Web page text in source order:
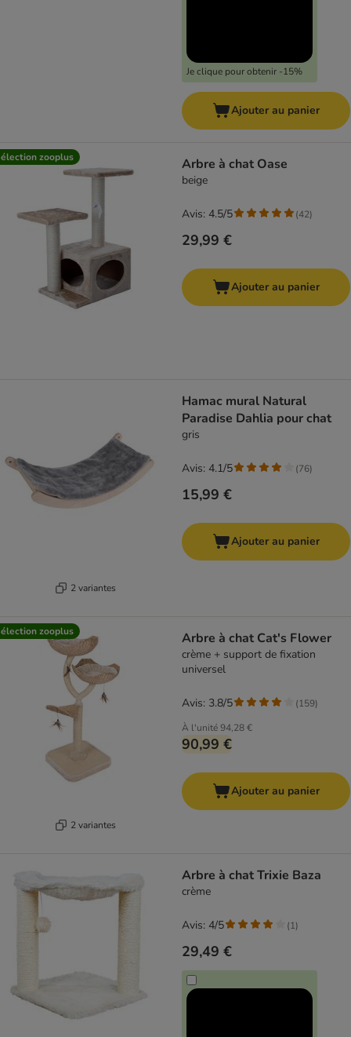
Je clique pour obtenir -15%
Ajouter au panier
zooplus Arbre à chat Oase
beige
29,99 €
Avis: 4.5/5 (42)
Ajouter au panier
2 variantes
Hamac mural Natural
Paradise Dahlia pour chat
gris
15,99 €
Avis: 4.1/5 (76)
Ajouter au panier
zooplus
2 variantes
Arbre à chat Cat's Flower
crème + support de fixation
universel
À l'unité94,28 €
90,99 €
Avis: 3.8/5 (159)
Ajouter au panier
Arbre à chat Trixie Baza
crème
29,49 €
Avis: 4/5 (1)